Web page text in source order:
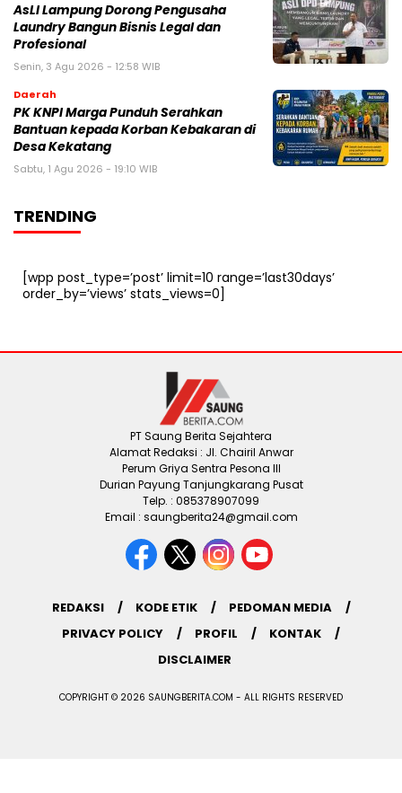
AsLI Lampung Dorong Pengusaha
Laundry Bangun Bisnis Legal dan
Profesional
Senin, 3 Agu 2026 - 12:58 WIB
Daerah
PK KNPI Marga Punduh Serahkan
Bantuan kepada Korban Kebakaran di
Desa Kekatang
Sabtu, 1 Agu 2026 - 19:10 WIB
TRENDING
[wpp post_type=’post’ limit=10 range=’last30days’
order_by=’views’ stats_views=0]
PT Saung Berita Sejahtera
Alamat Redaksi : Jl. Chairil Anwar
Perum Griya Sentra Pesona III
Durian Payung Tanjungkarang Pusat
Telp. : 085378907099
Email : saungberita24@gmail.com
REDAKSI KODE ETIK
PEDOMAN MEDIA
PRIVACY POLICY
PROFIL
KONTAK
DISCLAIMER
COPYRIGHT © 2026 SAUNGBERITA.COM - ALL RIGHTS RESERVED